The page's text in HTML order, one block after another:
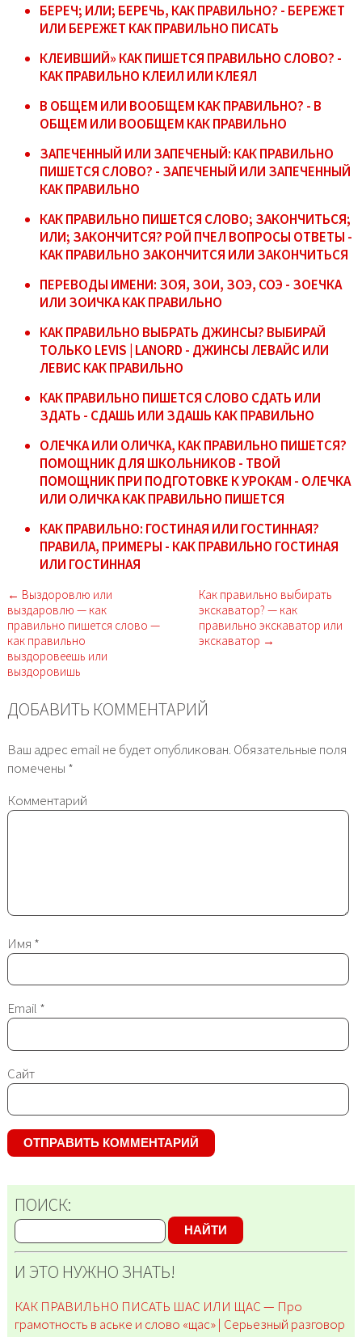
БЕРЕЧ; ИЛИ; БЕРЕЧЬ, КАК ПРАВИЛЬНО? - БЕРЕЖЕТ
ИЛИ БЕРЕЖЕТ КАК ПРАВИЛЬНО ПИСАТЬ
КЛЕИВШИЙ» КАК ПИШЕТСЯ ПРАВИЛЬНО СЛОВО? -
КАК ПРАВИЛЬНО КЛЕИЛ ИЛИ КЛЕЯЛ
В ОБЩЕМ ИЛИ ВООБЩЕМ КАК ПРАВИЛЬНО? - В
ОБЩЕМ ИЛИ ВООБЩЕМ КАК ПРАВИЛЬНО
ЗАПЕЧЕННЫЙ ИЛИ ЗАПЕЧЕНЫЙ: КАК ПРАВИЛЬНО
ПИШЕТСЯ СЛОВО? - ЗАПЕЧЕНЫЙ ИЛИ ЗАПЕЧЕННЫЙ
КАК ПРАВИЛЬНО
КАК ПРАВИЛЬНО ПИШЕТСЯ СЛОВО; ЗАКОНЧИТЬСЯ­;
ИЛИ; ЗАКОНЧИТСЯ­? РОЙ ПЧЕЛ ВОПРОСЫ ОТВЕТЫ -
КАК ПРАВИЛЬНО ЗАКОНЧИТСЯ ИЛИ ЗАКОНЧИТЬСЯ
ПЕРЕВОДЫ ИМЕНИ: ЗОЯ, ЗОИ, ЗОЭ, СОЭ - ЗОЕЧКА
ИЛИ ЗОИЧКА КАК ПРАВИЛЬНО
КАК ПРАВИЛЬНО ВЫБРАТЬ ДЖИНСЫ? ВЫБИРАЙ
ТОЛЬКО LEVIS | LANORD - ДЖИНСЫ ЛЕВАЙС ИЛИ
ЛЕВИС КАК ПРАВИЛЬНО
КАК ПРАВИЛЬНО ПИШЕТСЯ СЛОВО СДАТЬ ИЛИ
ЗДАТЬ - СДАШЬ ИЛИ ЗДАШЬ КАК ПРАВИЛЬНО
ОЛЕЧКА ИЛИ ОЛИЧКА, КАК ПРАВИЛЬНО ПИШЕТСЯ?
ПОМОЩНИК ДЛЯ ШКОЛЬНИКОВ - ТВОЙ
ПОМОЩНИК ПРИ ПОДГОТОВКЕ К УРОКАМ - ОЛЕЧКА
ИЛИ ОЛИЧКА КАК ПРАВИЛЬНО ПИШЕТСЯ
КАК ПРАВИЛЬНО: ГОСТИНАЯ ИЛИ ГОСТИННАЯ?
ПРАВИЛА, ПРИМЕРЫ - КАК ПРАВИЛЬНО ГОСТИНАЯ
ИЛИ ГОСТИННАЯ
← Выздоровлю или
выздаровлю — как
правильно пишется слово —
как правильно
выздоровеешь или
выздоровишь
Как правильно выбирать
экскаватор? — как
правильно экскаватор или
экскаватор →
ДОБАВИТЬ КОММЕНТАРИЙ
Ваш адрес email не будет опубликован. Обязательные поля
помечены *
Комментарий
Имя *
Email *
Сайт
ПОИСК:
НАЙТИ
И ЭТО НУЖНО ЗНАТЬ!
КАК ПРАВИЛЬНО ПИСАТЬ ШАС ИЛИ ЩАС — Про
грамотность в аське и слово «щас» | Серьезный разговор